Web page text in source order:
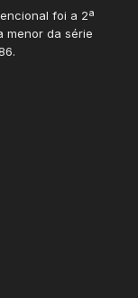
foi a 2ª
menor da série